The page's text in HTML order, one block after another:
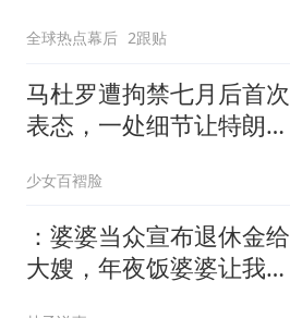
全球热点幕后 2跟贴
马杜罗遭拘禁七月后首次
表态，一处细节让特朗普
少女百褶脸
：婆婆当众宣布退休金给
大嫂，年夜饭婆婆让我结